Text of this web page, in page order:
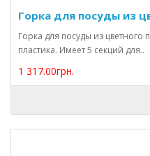
Горка для посуды из
Горка для посуды из цветного
пластика. Имеет 5 секций для..
1 317.00грн.